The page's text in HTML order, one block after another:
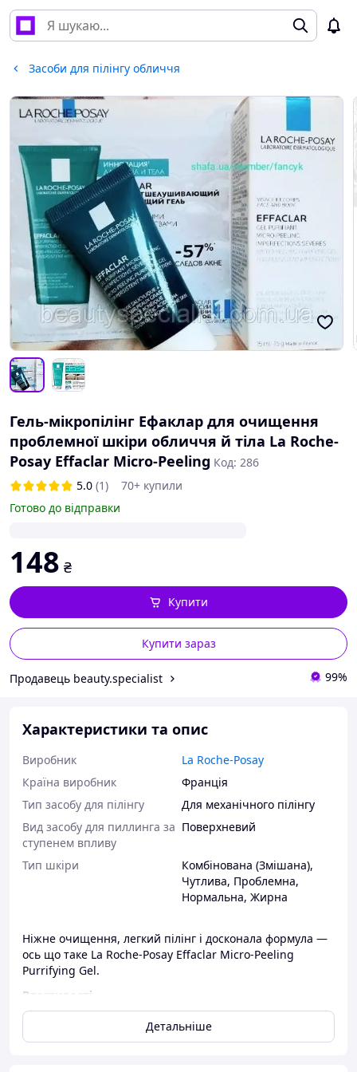
Засоби для пілінгу обличчя
Гель-мікропілінг Ефаклар для очищення
проблемної шкіри обличчя й тіла La Roche-
Posay Effaclar Micro-Peeling Код: 286
5.0 (1)
70+ купили
Готово до відправки
148 ₴
Купити зараз
Купити
Продавець beauty.specialist 99%
Характеристики та опис
Виробник
La Roche-Posay
Країна виробник
Франція
Тип засобу для пілінгу
Для механічного пілінгу
Вид засобу для пиллинга за
ступенем впливу
Поверхневий
Тип шкіри Комбінована (Змішана),
Чутлива, Проблемна,
Нормальна, Жирна
Ніжне очищення, легкий пілінг і досконала формула —
ось що таке La Roche-Posay Effaclar Micro-Peeling
Purrifying Gel.
Властивості
Гель-мікропілінг глибоко очищає шкіру та пори навіть
від невидимих забруднень. Підходить для шкіри
обличчя й тіла. Фізіологічний pH засобу не містить
Детальніше